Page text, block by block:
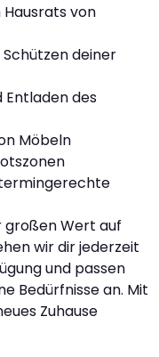
von
deiner
Entladen des
Möbeln
großen Wert auf
wir dir jederzeit
und passen
Bedürfnisse an. Mit
Zuhause